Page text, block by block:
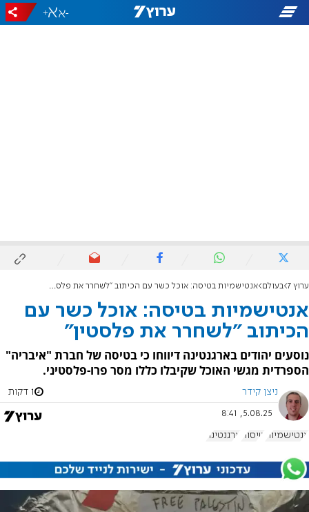
-
+
ערוץ 7 בעולם אנטישמיות בטיסה: אוכל כשר עם הכיתוב "לשחרר את פלסטין"
אנטישמיות בטיסה: אוכל כשר עם
הכיתוב "לשחרר את פלסטין"
נוסעים יהודים בארגנטינה דיווחו כי בטיסה של חברת "איבריה"
הספרדית מגשי האוכל שקיבלו כללו מסר פרו-פלסטיני.
ניצן קידר 1 דקות
5.08.25, 8:41
אנטישמיות טיסות ארגנטינה